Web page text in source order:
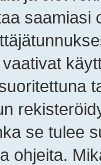
saamiasi
se tulee
ohjeita.